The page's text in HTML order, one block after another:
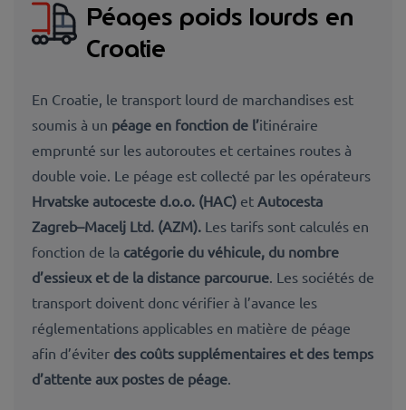
Péages poids lourds en
Croatie
En Croatie, le transport lourd de marchandises est
soumis à un péage en fonction de l’itinéraire
emprunté sur les autoroutes et certaines routes à
double voie. Le péage est collecté par les opérateurs
Hrvatske autoceste d.o.o. (HAC) et Autocesta
Zagreb–Macelj Ltd. (AZM). Les tarifs sont calculés en
fonction de la catégorie du véhicule, du nombre
d’essieux et de la distance parcourue . Les sociétés de
transport doivent donc vérifier à l’avance les
réglementations applicables en matière de péage
afin d’éviter des coûts supplémentaires et des temps
d’attente aux postes de péage